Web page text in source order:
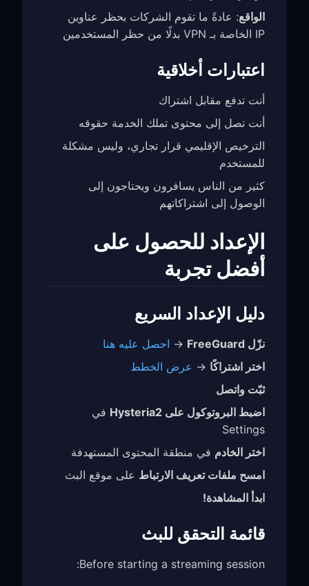
الواقع: عادةً ما تقوم الشركات بحظر عناوين
IP الخاصة بـ VPN بدلًا من حظر المستخدمين
اعتبارات أخلاقية
أنت تدفع مقابل اشتراك
أنت تصل إلى محتوى تملك الخدمة حقوقه
الترخيص الإقليمي قرار تجاري، وليس مشكلة
للمستخدم
كثير من الناس يسافرون ويحتاجون إلى
الوصول إلى اشتراكاتهم
الإعداد للحصول على
أفضل تجربة
دليل الإعداد السريع
نزّل FreeGuard → احصل عليه هنا
اختر اشتراكًا → عرض الخطط
ثبّت واتصل
اضبط البروتوكول على Hysteria2
في
Settings
اختر الخادم في منطقة المحتوى المستهدفة
امسح ملفات تعريف الارتباط على موقع البث
ابدأ المشاهدة!
قائمة التحقق للبث
Before starting a streaming session: